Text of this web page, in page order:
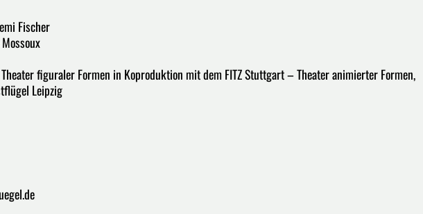
Fischer
figuraler Formen in Koproduktion mit dem FITZ Stuttgart – Theater animierter Formen,
Leipzig